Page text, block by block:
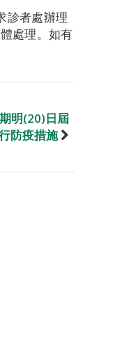
診者處辦理
處理。如有
明(20)日屆
防疫措施